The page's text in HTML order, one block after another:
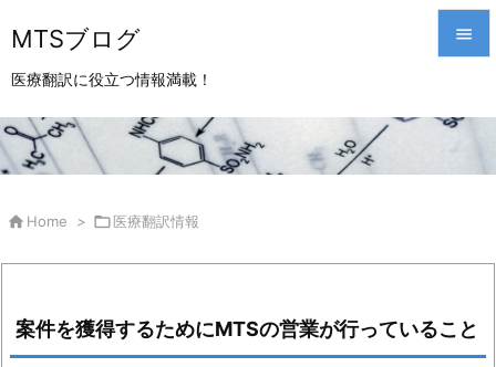
MTSブログ
医療翻訳に役立つ情報満載！


検索
 Home > 医療翻訳情報
案件を獲得するためにMTSの営業が行っていること